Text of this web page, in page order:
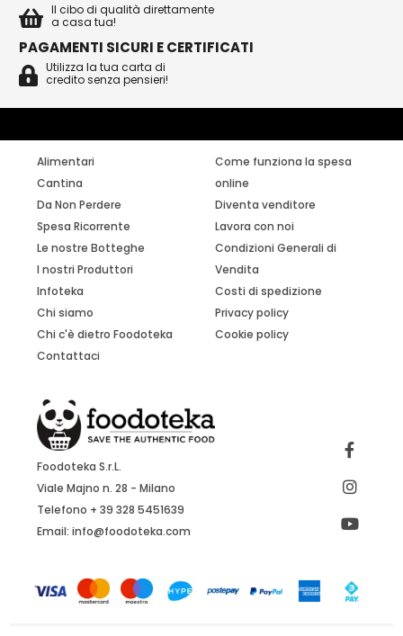
Il cibo di qualità direttamente
a casa tua!
PAGAMENTI SICURI E CERTIFICATI
Utilizza la tua carta di
credito senza pensieri!
Alimentari
Cantina
Da Non Perdere
Spesa Ricorrente
Le nostre Botteghe
I nostri Produttori
Infoteka
Chi siamo
Chi c'è dietro Foodoteka
Contattaci
Come funziona la spesa
online
Diventa venditore
Lavora con noi
Condizioni Generali di
Vendita
Costi di spedizione
Privacy policy
Cookie policy
Foodoteka S.r.L.
Viale Majno n. 28 - Milano
Telefono + 39 328 5451639
Email:info@foodoteka.com